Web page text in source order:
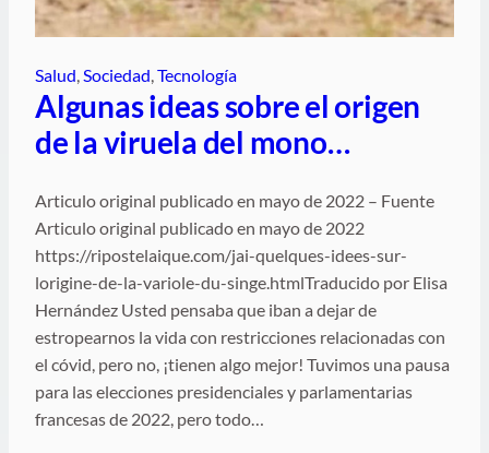
Salud, Sociedad, Tecnología
Algunas ideas sobre el origen
de la viruela del mono…
Articulo original publicado en mayo de 2022 – Fuente
Articulo original publicado en mayo de 2022
https://ripostelaique.com/jai-quelques-idees-sur-
lorigine-de-la-variole-du-singe.htmlTraducido por Elisa
Hernández Usted pensaba que iban a dejar de
estropearnos la vida con restricciones relacionadas con
el cóvid, pero no, ¡tienen algo mejor! Tuvimos una pausa
para las elecciones presidenciales y parlamentarias
francesas de 2022, pero todo…